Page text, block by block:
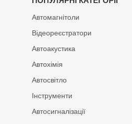
Автомагнітоли
Відеореєстратори
Автоакустика
Автохімія
Автосвітло
Інструменти
Автосигналізації